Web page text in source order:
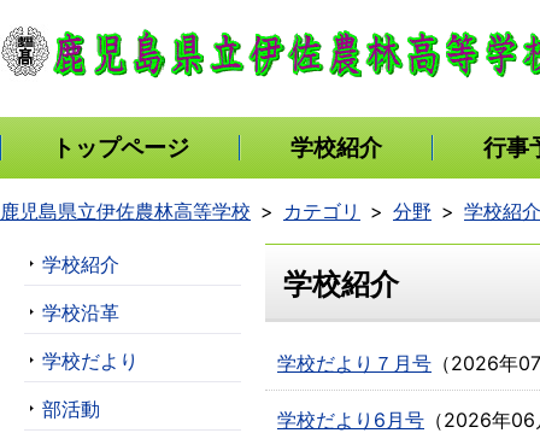
トップページ 学校紹介 行事
鹿児島県立伊佐農林高等学校 カテゴリ 分野 学校紹介
学校紹介
学校だより７月号 （2026年
学校だより6月号 （2026年06
学校紹介
学校沿革
学校だより
部活動